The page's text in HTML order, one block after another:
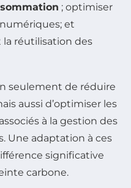
; optimiser
et
la réutilisation des
seulement de réduire
aussi d’optimiser les
à la gestion des
Une adaptation à ces
significative
carbone.